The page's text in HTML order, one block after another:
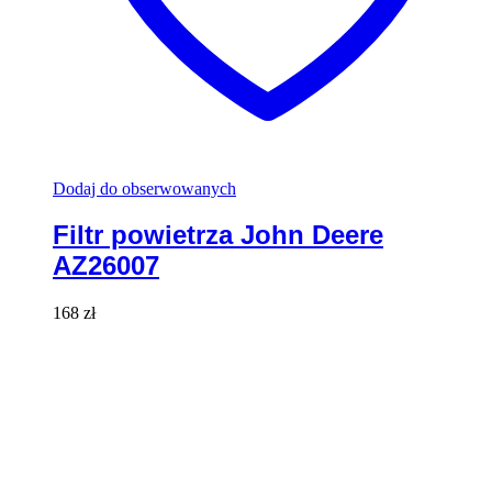
Dodaj do obserwowanych
Filtr powietrza John Deere
AZ26007
168 zł